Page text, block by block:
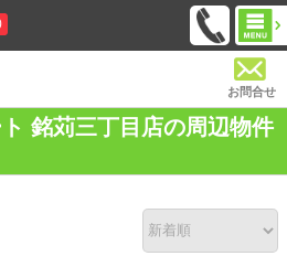
お問合せ
銘苅三丁目店の周辺物件